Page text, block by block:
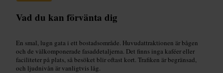
Vad du kan förvänta dig
En smal, lugn gata i ett bostadsområde. Huvudattraktionen är bågen
och de välkomponerade fasaddetaljerna. Det finns inga kaféer eller
faciliteter på plats, så besöket blir oftast kort. Trafiken är begränsad,
och ljudnivån är vanligtvis låg.